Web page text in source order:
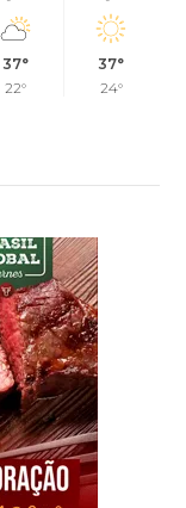
37°
22°
37°
24°